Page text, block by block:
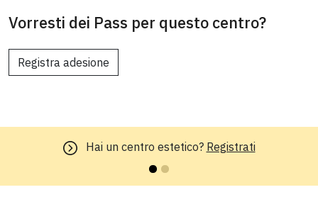
Vorresti dei Pass per questo centro?
Registra adesione
Hai un centro estetico? Registrati